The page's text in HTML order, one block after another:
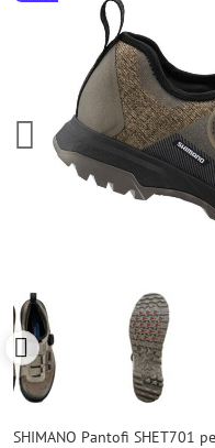
SHIMANO Pantofi SHET701